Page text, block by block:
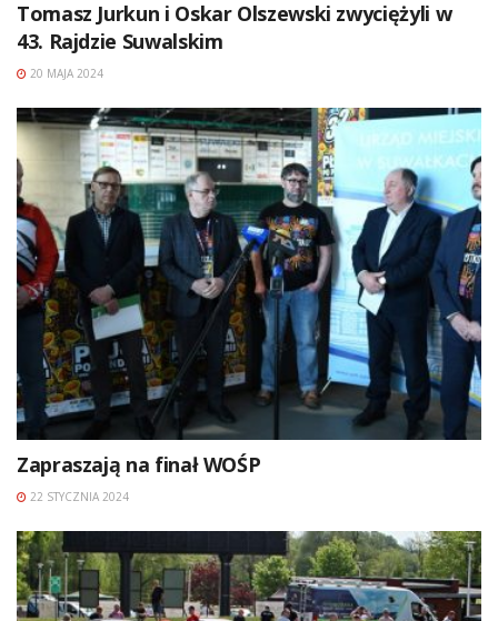
Tomasz Jurkun i Oskar Olszewski zwyciężyli w
43. Rajdzie Suwalskim
20 MAJA 2024
Zapraszają na finał WOŚP
22 STYCZNIA 2024